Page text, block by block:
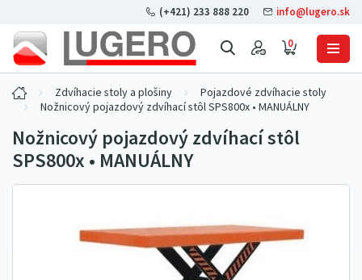
0
(+421) 233 888 220 info@lugero.sk
Zdvíhacie stoly a plošiny
Pojazdové zdvíhacie stoly
Nožnicový pojazdový zdvíhací stôl SPS800x • MANUÁLNY
Nožnicový pojazdový zdvíhací stôl
SPS800x • MANUÁLNY